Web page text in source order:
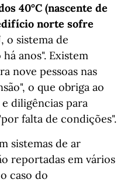
40°C (nascente de
norte sofre
o sistema de
anos". Existem
nove pessoas nas
o que obriga ao
diligências para
falta de condições".
sistemas de ar
reportadas em vários
caso do